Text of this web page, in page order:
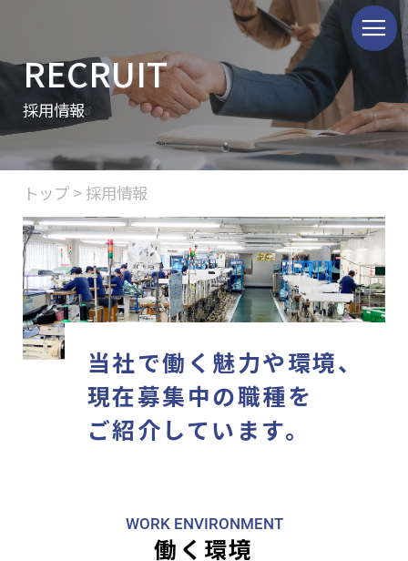
≡
RECRUIT
採用情報
トップ> 採用情報
当社で働く魅力や環境、
現在募集中の職種を
ご紹介しています。
WORK ENVIRONMENT
働く環境